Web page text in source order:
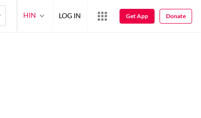
HIN LOG IN Get App Donate